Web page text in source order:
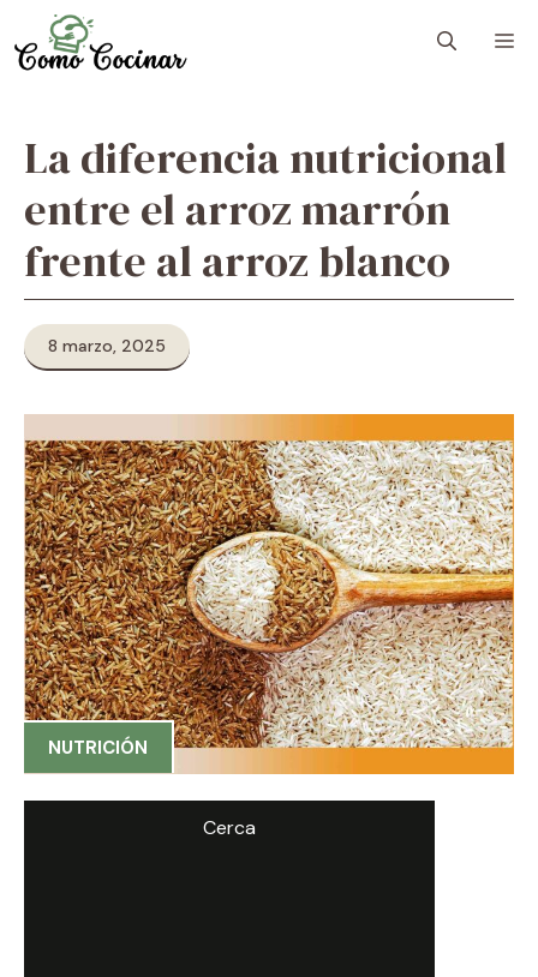
to
content
La diferencia nutricional
entre el arroz marrón
frente al arroz blanco
8 marzo, 2025
NUTRICIÓN
Cerca